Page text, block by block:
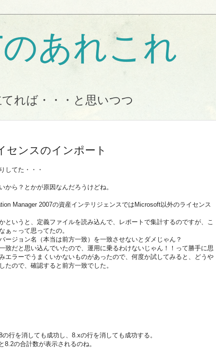
あれこれ
れば・・・と思いつつ
センスのインポート
してた・・・
から？とかが原因なんだろうけどね。
Manager 2007の資産インテリジェンスではMicrosoft以外のライセンス
というと、定義ファイルを読み込んで、レポートで集計するのですが、こ
ぁ～って思ってたの。
ージョン名（本当は前方一致）を一致させないとダメじゃん？
致だと思い込んでいたので、運用に乗るわけないじゃん！！って勝手に思
エラーでうまくいかないものがあったので、何度か試してみると、どうや
たので、確認すると前方一致でした。
行を消しても成功し、8.xの行を消しても成功する。
8.2の合計数が表示されるのね。